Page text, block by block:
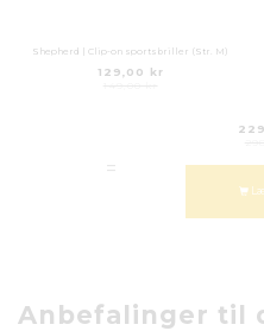
Shepherd | Clip-on sportsbriller (Str. M)
129,00 kr
=
Anbefalinger til